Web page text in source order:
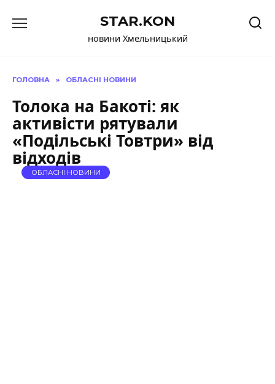
до
STAR.KON
новини Хмельницький
ГОЛОВНА » ОБЛАСНІ НОВИНИ
Толока на Бакоті: як
активісти рятували
«Подільські Товтри» від
відходів
ОБЛАСНІ НОВИНИ